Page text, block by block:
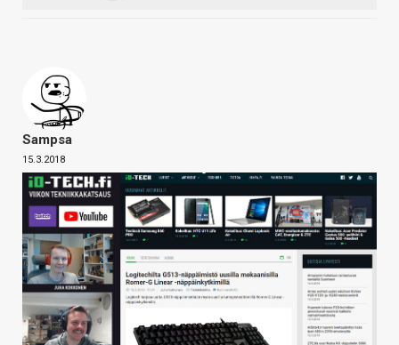
Sampsa
15.3.2018